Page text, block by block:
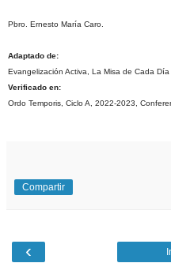
Pbro. Ernesto María Caro.
Adaptado de:
Evangelización Activa, La Misa de Cada Día
Verificado en:
Ordo Temporis, Ciclo A, 2022-2023,
Compartir
‹